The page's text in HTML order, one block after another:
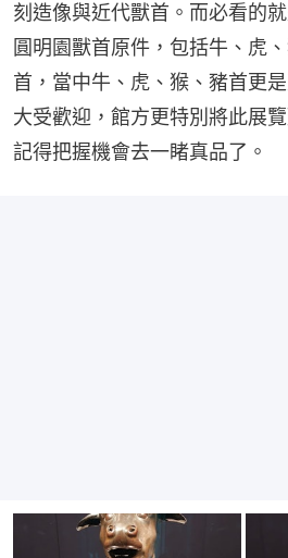
刻造像與近代獸首。而必看的
圓明園獸首原件，包括牛、虎
首，當中牛、虎、猴、豬首更
大受歡迎，館方更特別將此展
記得把握機會去一睹真品了。